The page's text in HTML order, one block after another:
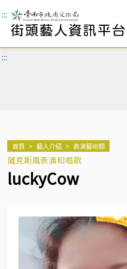
:::
:::
首頁 > 藝人介紹 > 表演藝術類
薩克斯風表演和唱歌
luckyCow